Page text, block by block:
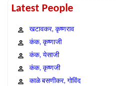
Latest People
खटावकर, कृष्णराव
कंक, कृष्णाजी
कंक, येसाजी
कंक, कृष्णजी
काळे बसणीकर, गोविंद